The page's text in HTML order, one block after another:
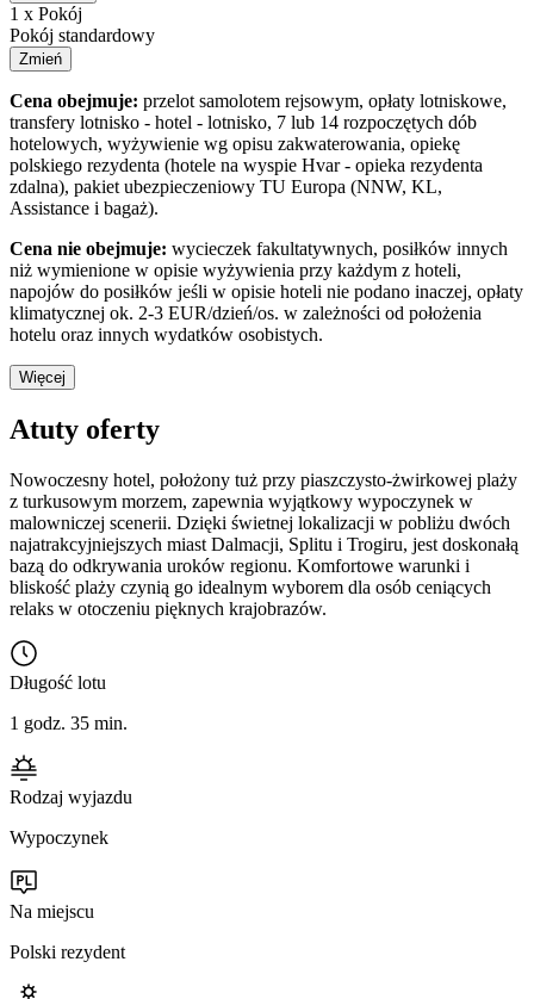
1 x Pokój
Pokój standardowy
Zmień
Cena obejmuje: przelot samolotem rejsowym, opłaty lotniskowe,
transfery lotnisko - hotel - lotnisko, 7 lub 14 rozpoczętych dób
hotelowych, wyżywienie wg opisu zakwaterowania, opiekę
polskiego rezydenta (hotele na wyspie Hvar - opieka rezydenta
zdalna), pakiet ubezpieczeniowy TU Europa (NNW, KL,
Assistance i bagaż).
Cena nie obejmuje: wycieczek fakultatywnych, posiłków innych
niż wymienione w opisie wyżywienia przy każdym z hoteli,
napojów do posiłków jeśli w opisie hoteli nie podano inaczej, opłaty
klimatycznej ok. 2-3 EUR/dzień/os. w zależności od położenia
hotelu oraz innych wydatków osobistych.
Więcej
Atuty oferty
Nowoczesny hotel, położony tuż przy piaszczysto-żwirkowej plaży
z turkusowym morzem, zapewnia wyjątkowy wypoczynek w
malowniczej scenerii. Dzięki świetnej lokalizacji w pobliżu dwóch
najatrakcyjniejszych miast Dalmacji, Splitu i Trogiru, jest doskonałą
bazą do odkrywania uroków regionu. Komfortowe warunki i
bliskość plaży czynią go idealnym wyborem dla osób ceniących
relaks w otoczeniu pięknych krajobrazów.
Długość lotu
1 godz. 35 min.
Rodzaj wyjazdu
Wypoczynek
Na miejscu
Polski rezydent